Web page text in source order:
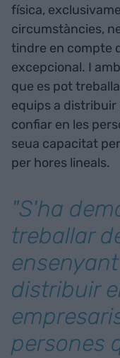
física,
circumstàncies,
tindre en compte
excepcional. I
que es pot
equips a distribuir
confiar en les
seua capacitat
per hores lineals.
"S'ha
treballar
distribuir
persones